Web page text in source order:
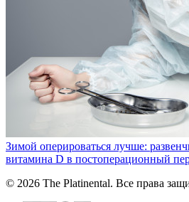
Зимой оперироваться лучше:
витамина D в постоперационный
© 2026 The Platinental. Все права